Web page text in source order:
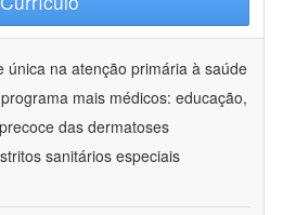
única na atenção primária à saúde
mais médicos: educação,
das dermatoses
sanitários especiais